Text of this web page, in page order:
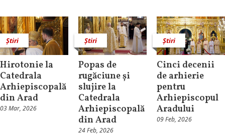
Știri
Hirotonie la
Catedrala
Arhiepiscopală
din Arad
03 Mar, 2026
Știri
Popas de
rugăciune și
slujire la
Catedrala
Arhiepiscopală
din Arad
24 Feb, 2026
Știri
Cinci decenii
de arhierie
pentru
Arhiepiscopul
Aradului
09 Feb, 2026